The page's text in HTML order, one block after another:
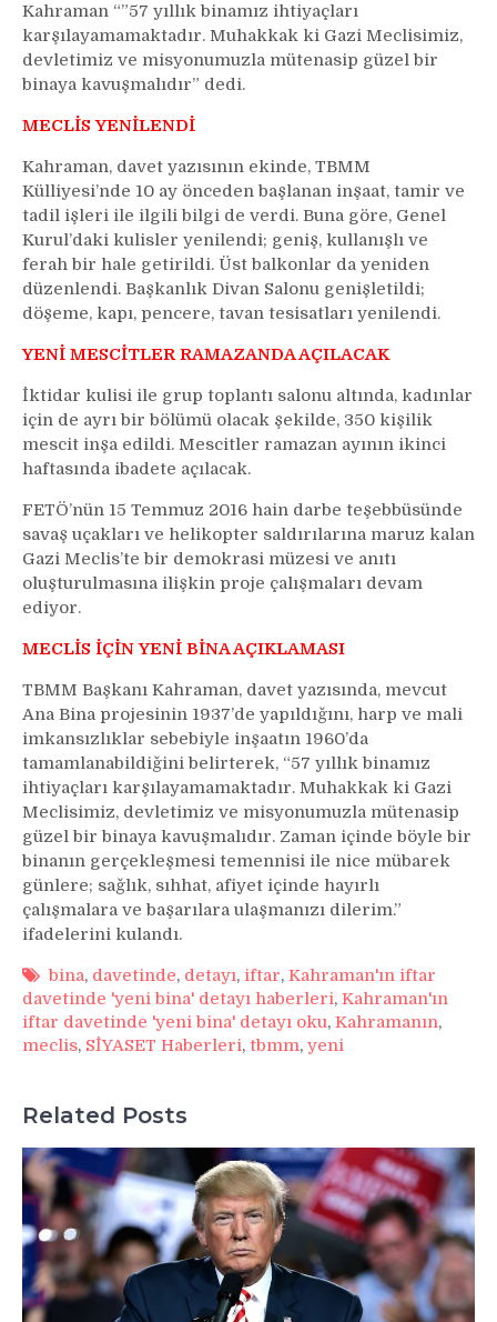
Kahraman “”57 yıllık binamız ihtiyaçları
karşılayamamaktadır. Muhakkak ki Gazi Meclisimiz,
devletimiz ve misyonumuzla mütenasip güzel bir
binaya kavuşmalıdır” dedi.
MECLİS YENİLENDİ
Kahraman, davet yazısının ekinde, TBMM
Külliyesi’nde 10 ay önceden başlanan inşaat, tamir ve
tadil işleri ile ilgili bilgi de verdi. Buna göre, Genel
Kurul’daki kulisler yenilendi; geniş, kullanışlı ve
ferah bir hale getirildi. Üst balkonlar da yeniden
düzenlendi. Başkanlık Divan Salonu genişletildi;
döşeme, kapı, pencere, tavan tesisatları yenilendi.
YENİ MESCİTLER RAMAZANDA AÇILACAK
İktidar kulisi ile grup toplantı salonu altında, kadınlar
için de ayrı bir bölümü olacak şekilde, 350 kişilik
mescit inşa edildi. Mescitler ramazan ayının ikinci
haftasında ibadete açılacak.
FETÖ’nün 15 Temmuz 2016 hain darbe teşebbüsünde
savaş uçakları ve helikopter saldırılarına maruz kalan
Gazi Meclis’te bir demokrasi müzesi ve anıtı
oluşturulmasına ilişkin proje çalışmaları devam
ediyor.
MECLİS İÇİN YENİ BİNA AÇIKLAMASI
TBMM Başkanı Kahraman, davet yazısında, mevcut
Ana Bina projesinin 1937’de yapıldığını, harp ve mali
imkansızlıklar sebebiyle inşaatın 1960’da
tamamlanabildiğini belirterek, “57 yıllık binamız
ihtiyaçları karşılayamamaktadır. Muhakkak ki Gazi
Meclisimiz, devletimiz ve misyonumuzla mütenasip
güzel bir binaya kavuşmalıdır. Zaman içinde böyle bir
binanın gerçekleşmesi temennisi ile nice mübarek
günlere; sağlık, sıhhat, afiyet içinde hayırlı
çalışmalara ve başarılara ulaşmanızı dilerim.”
ifadelerini kulandı.
bina, davetinde, detayı, iftar, Kahraman'ın iftar
davetinde 'yeni bina' detayı haberleri, Kahraman'ın
iftar davetinde 'yeni bina' detayı oku, Kahramanın,
meclis, SİYASET Haberleri, tbmm, yeni
Related Posts